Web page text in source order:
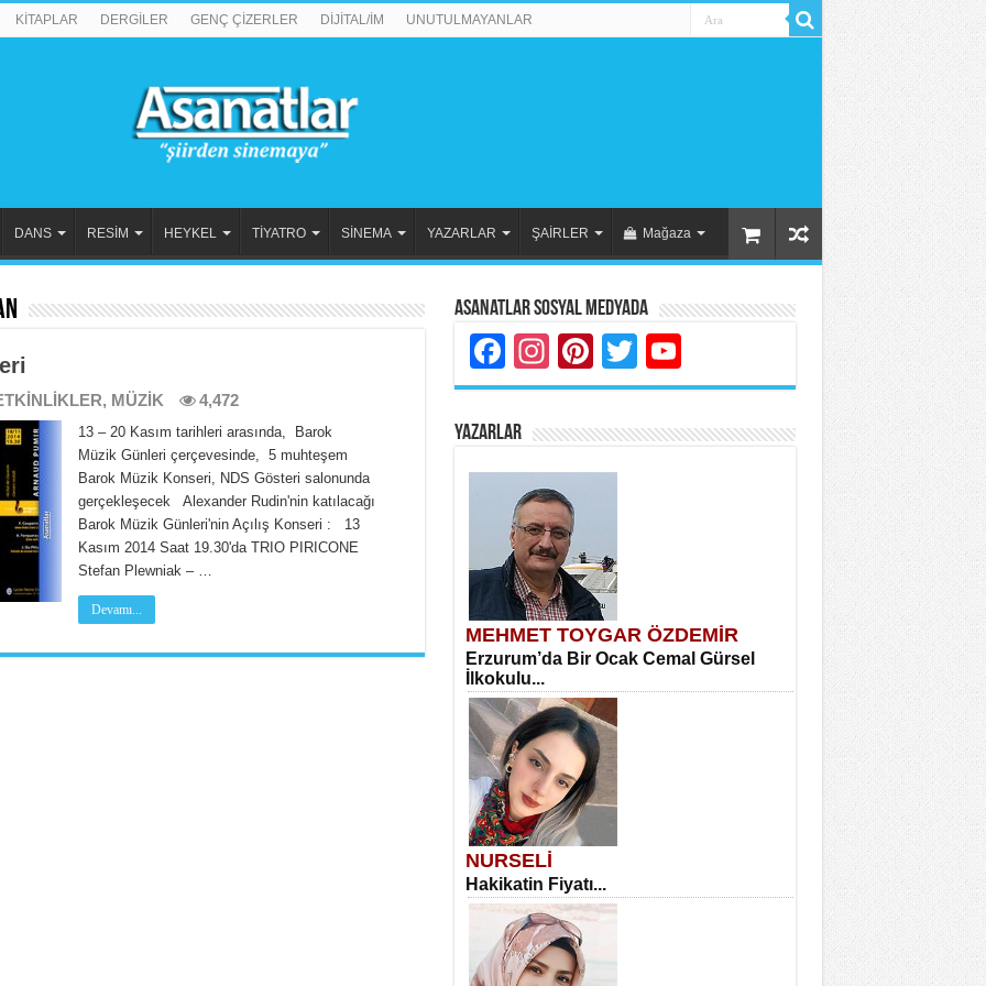
KİTAPLAR DERGİLER GENÇ ÇİZERLER DİJİTAL/İM UNUTULMAYANLAR
DANS RESİM HEYKEL TİYATRO SİNEMA YAZARLAR ŞAİRLER Mağaza
, MÜZİK 4,472
13 – 20 Kasım tarihleri arasında, Barok
Müzik Günleri çerçevesinde, 5 muhteşem
Barok Müzik Konseri, NDS Gösteri salonunda
gerçekleşecek Alexander Rudin'nin katılacağı
Barok Müzik Günleri'nin Açılış Konseri : 13
Kasım 2014 Saat 19.30'da TRIO PIRICONE
Stefan Plewniak – …
Devamı...
Asanatlar Sosyal Medyada
Facebook
Instagram
Pinterest
Twitter
YAZARLAR
MEHMET TOYGAR ÖZDEMİR
Erzurum’da Bir Ocak Cemal Gürsel
İlkokulu...
NURSELİ
Hakikatin Fiyatı...